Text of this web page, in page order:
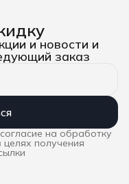
и новости и
заказ
на обработку
получения